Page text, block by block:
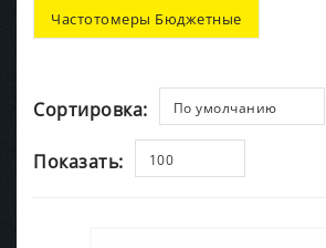
Частотомеры Бюджетные
Сортировка: По умолчанию
Показать: 100